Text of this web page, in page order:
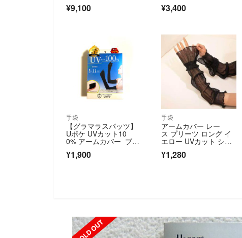
¥9,100 ¥3,400
手袋
【グラマラスパッツ】
Uポケ UVカット10
0% アームカバー ブラ
¥1,900
手袋
アームカバー レー
ス プリーツ ロング イ
エロー UVカット シー
¥1,280
SOLD OUT